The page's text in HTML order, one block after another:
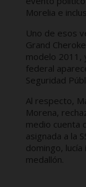
Morelia e
Uno de esos
Grand
modelo 2011,
federal
Seguridad
Al respecto,
Morena,
medio cuenta
asignada a la
domingo,
medallón.